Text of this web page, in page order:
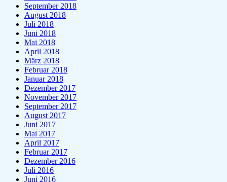
September 2018
August 2018
Juli 2018
Juni 2018
Mai 2018
April 2018
März 2018
Februar 2018
Januar 2018
Dezember 2017
November 2017
September 2017
August 2017
Juni 2017
Mai 2017
April 2017
Februar 2017
Dezember 2016
Juli 2016
Juni 2016